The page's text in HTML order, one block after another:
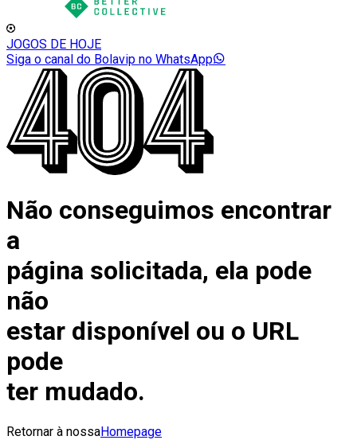
JOGOS DE HOJE
Siga o canal do Bolavip no WhatsApp
Não conseguimos encontrar
a
página solicitada, ela pode
não
estar disponível ou o URL
pode
ter mudado.
Retornar à nossaHomepage